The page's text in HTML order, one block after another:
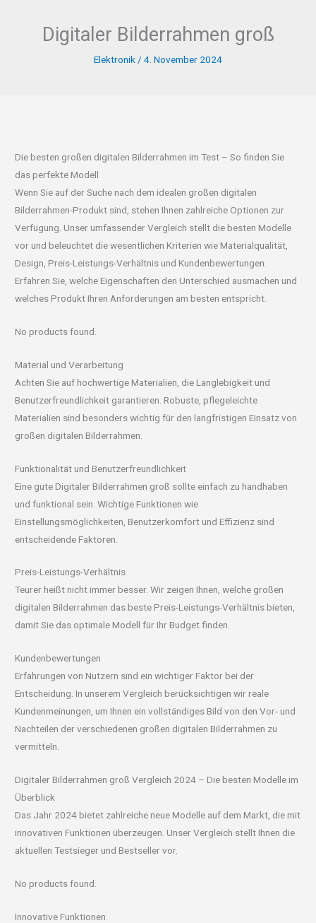
Digitaler Bilderrahmen groß
Elektronik / 4. November 2024
Die besten großen digitalen Bilderrahmen im Test – So finden Sie
das perfekte Modell
Wenn Sie auf der Suche nach dem idealen großen digitalen
Bilderrahmen-Produkt sind, stehen Ihnen zahlreiche Optionen zur
Verfügung. Unser umfassender Vergleich stellt die besten Modelle
vor und beleuchtet die wesentlichen Kriterien wie Materialqualität,
Design, Preis-Leistungs-Verhältnis und Kundenbewertungen.
Erfahren Sie, welche Eigenschaften den Unterschied ausmachen und
welches Produkt Ihren Anforderungen am besten entspricht.
No products found.
Material und Verarbeitung
Achten Sie auf hochwertige Materialien, die Langlebigkeit und
Benutzerfreundlichkeit garantieren. Robuste, pflegeleichte
Materialien sind besonders wichtig für den langfristigen Einsatz von
großen digitalen Bilderrahmen.
Funktionalität und Benutzerfreundlichkeit
Eine gute Digitaler Bilderrahmen groß sollte einfach zu handhaben
und funktional sein. Wichtige Funktionen wie
Einstellungsmöglichkeiten, Benutzerkomfort und Effizienz sind
entscheidende Faktoren.
Preis-Leistungs-Verhältnis
Teurer heißt nicht immer besser. Wir zeigen Ihnen, welche großen
digitalen Bilderrahmen das beste Preis-Leistungs-Verhältnis bieten,
damit Sie das optimale Modell für Ihr Budget finden.
Kundenbewertungen
Erfahrungen von Nutzern sind ein wichtiger Faktor bei der
Entscheidung. In unserem Vergleich berücksichtigen wir reale
Kundenmeinungen, um Ihnen ein vollständiges Bild von den Vor- und
Nachteilen der verschiedenen großen digitalen Bilderrahmen zu
vermitteln.
Digitaler Bilderrahmen groß Vergleich 2024 – Die besten Modelle im
Überblick
Das Jahr 2024 bietet zahlreiche neue Modelle auf dem Markt, die mit
innovativen Funktionen überzeugen. Unser Vergleich stellt Ihnen die
aktuellen Testsieger und Bestseller vor.
No products found.
Innovative Funktionen